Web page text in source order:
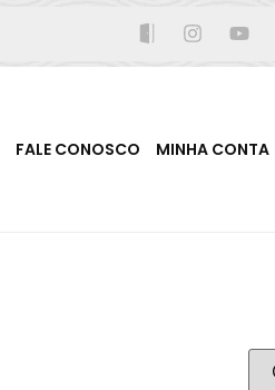
FALE CONOSCO MINHA CONTA